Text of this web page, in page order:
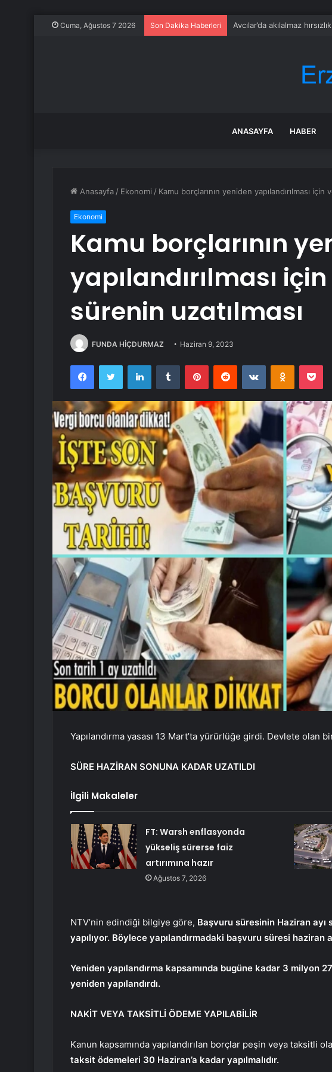
Cuma, Ağustos 7 2026 Son Dakika Haberleri Avcılar’da akılalmaz
ANASAYFA HABER
Anasayfa / Ekonomi / Kamu borçlarının yeniden yapılandırılması için
Ekonomi
Kamu borçlarının
yapılandırılması
sürenin uzatılması
FUNDA HİÇDURMAZ Haziran 9, 2023
FacebookTwitter LinkedInTumblr PinterestReddit VKontakte
Yapılandırma yasası 13 Mart’ta yürürlüğe girdi. Devlete olan
SÜRE HAZİRAN SONUNA KADAR UZATILDI
İlgili Makaleler
FT: Warsh enflasyonda
yükseliş sürerse faiz
artırımına hazır
Ağustos 7, 2026
NTV’nin edindiği bilgiye göre, Başvuru süresinin Haziran ayı
yapılıyor. Böylece yapılandırmadaki başvuru süresi haziran
Yeniden yapılandırma kapsamında bugüne kadar 3 milyon
yeniden yapılandırdı.
NAKİT VEYA TAKSİTLİ ÖDEME YAPILABİLİR
Kanun kapsamında yapılandırılan borçlar peşin veya taksitli
taksit ödemeleri 30 Haziran’a kadar yapılmalıdır.